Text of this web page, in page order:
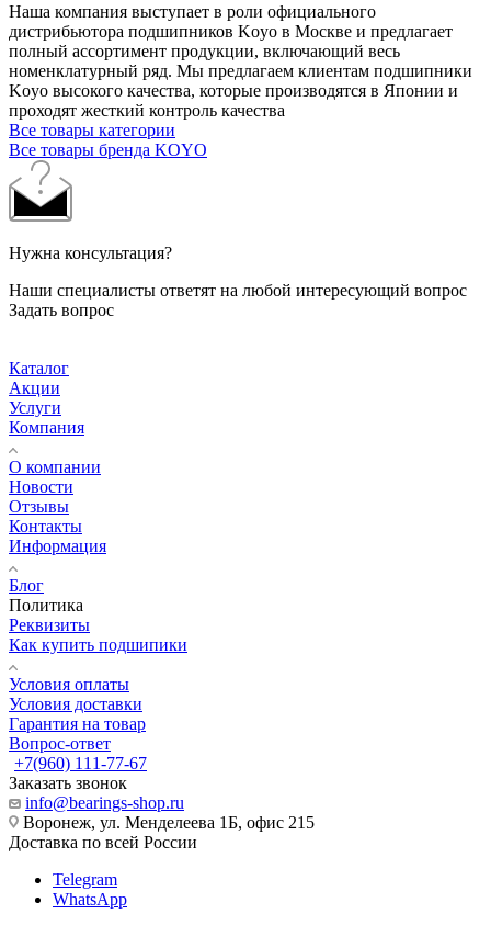
Наша компания выступает в роли официального
дистрибьютора подшипников Koyo в Москве и предлагает
полный ассортимент продукции, включающий весь
номенклатурный ряд. Мы предлагаем клиентам подшипники
Koyo высокого качества, которые производятся в Японии и
проходят жесткий контроль качества
Все товары категории
Все товары бренда KOYO
Нужна консультация?
Наши специалисты ответят на любой интересующий вопрос
Задать вопрос
Каталог
Акции
Услуги
Компания
О компании
Новости
Отзывы
Контакты
Информация
Блог
Политика
Реквизиты
Как купить подшипики
Условия оплаты
Условия доставки
Гарантия на товар
Вопрос-ответ
+7(960) 111-77-67
Заказать звонок
info@bearings-shop.ru
Воронеж, ул. Менделеева 1Б, офис 215
Доставка по всей России
Telegram
WhatsApp